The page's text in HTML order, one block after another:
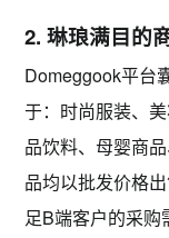
2. 琳琅满目的
Domeggook平台
于： 时尚服装、
品饮料、母婴商
品均以批发价格
足B端客户的采